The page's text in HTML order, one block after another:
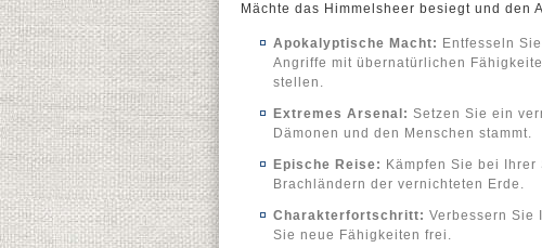
Mächte das Himmelsheer besiegt und den
Apokalyptische Macht: Entfesseln
Angriffe mit übernatürlichen
stellen.
Extremes Arsenal: Setzen Sie ein
Dämonen und den Menschen stammt.
Epische Reise: Kämpfen Sie bei
Brachländern der vernichteten Erde.
Charakterfortschritt: Verbessern Sie
Sie neue Fähigkeiten frei.